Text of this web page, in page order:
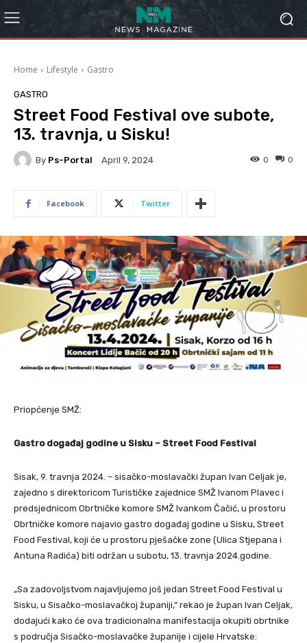
Home Lifestyle Gastro
GASTRO
Street Food Festival ove subote,
13. travnja, u Sisku!
By Ps-Portal April 9, 2024 0
0
Facebook Twitter
Priopćenje SMŽ:
Gastro događaj godine u Sisku – Street Food Festival
Sisak, 9. travnja 2024. – sisačko-moslavački župan Ivan Celjak je,
zajedno s direktoricom Turističke zajednice SMŽ Ivanom Plavec i
predsjednicom Obrtničke komore SMŽ Ivankom Čačić, u prostoru
Obrtničke komore najavio gastro događaj godine u Sisku, Street
Food Festival, koji će u prostoru pješačke zone (Ulica Stjepana i
Antuna Radića) biti održan u subotu, 13. travnja 2024.godine.
„Sa zadovoljstvom najavljujemo još jedan Street Food Festival u
Sisku, u Sisačko-moslavačkoj županiji,“ rekao je župan Ivan Celjak,
dodajući kako će ova tradicionalna manifestacija okupiti obrtnike
s područja Sisačko-moslavačke županije i cijele Hrvatske: